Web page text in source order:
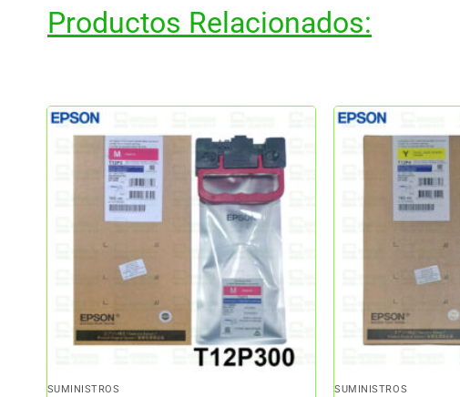
Productos Relacionados:
SUMINISTROS SUMINISTROS